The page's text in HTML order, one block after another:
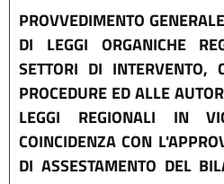
PROVVEDIMENTO
DI LEGGI ORGANICHE
SETTORI DI INTERVENTO,
PROCEDURE ED ALLE
LEGGI REGIONALI IN
COINCIDENZA CON
DI ASSESTAMENTO DEL